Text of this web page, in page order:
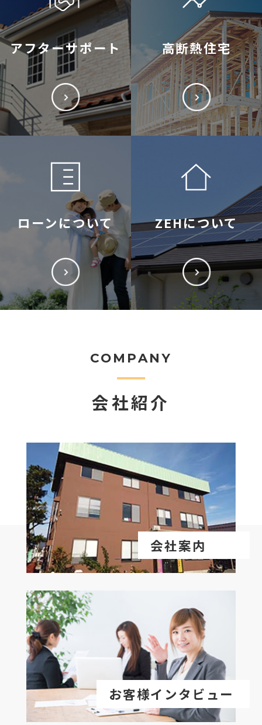
アフターサポート 高断熱住宅
ローンについて ZEHについて
COMPANY
会社紹介
会社案内
お客様インタビュー